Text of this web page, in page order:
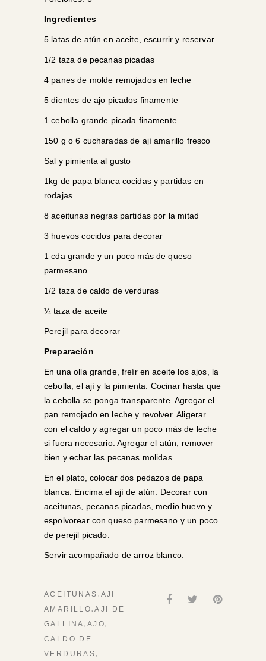
Ingredientes
5 latas de atún en aceite, escurrir y reservar.
1/2 taza de pecanas picadas
4 panes de molde remojados en leche
5 dientes de ajo picados finamente
1 cebolla grande picada finamente
150 g o 6 cucharadas de ají amarillo fresco
Sal y pimienta al gusto
1kg de papa blanca cocidas y partidas en
rodajas
8 aceitunas negras partidas por la mitad
3 huevos cocidos para decorar
1 cda grande y un poco más de queso
parmesano
1/2 taza de caldo de verduras
¼ taza de aceite
Perejil para decorar
Preparación
En una olla grande, freír en aceite los ajos, la
cebolla, el ají y la pimienta. Cocinar hasta que
la cebolla se ponga transparente. Agregar el
pan remojado en leche y revolver. Aligerar
con el caldo y agregar un poco más de leche
si fuera necesario. Agregar el atún, remover
bien y echar las pecanas molidas.
En el plato, colocar dos pedazos de papa
blanca. Encima el ají de atún. Decorar con
aceitunas, pecanas picadas, medio huevo y
espolvorear con queso parmesano y un poco
de perejil picado.
Servir acompañado de arroz blanco.
ACEITUNAS , AJI
AMARILLO,AJI DE
GALLINA , AJO,
CALDO DE
VERDURAS,